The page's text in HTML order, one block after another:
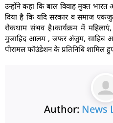
उन्होंने कहा कि बाल विवाह मुक्त
दिया है कि यदि सरकार व समाज
रोकथाम संभव है।कार्यक्रम में
मुजाहिद आलम , जफर अंजुम, साहिब
पीरामल फॉउंडेशन के प्रतिनिधि शामिल
Author: News